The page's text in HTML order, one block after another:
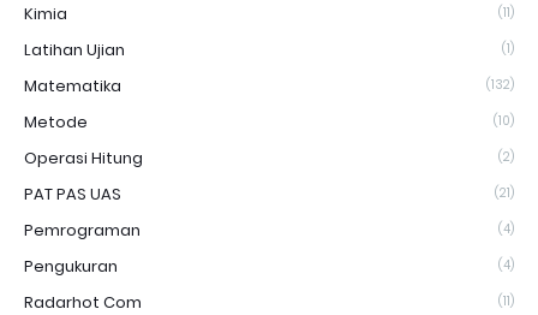
Kimia (11)
Latihan Ujian (1)
Matematika (132)
Metode (10)
Operasi Hitung (2)
PAT PAS UAS (21)
Pemrograman (4)
Pengukuran (4)
Radarhot Com (11)